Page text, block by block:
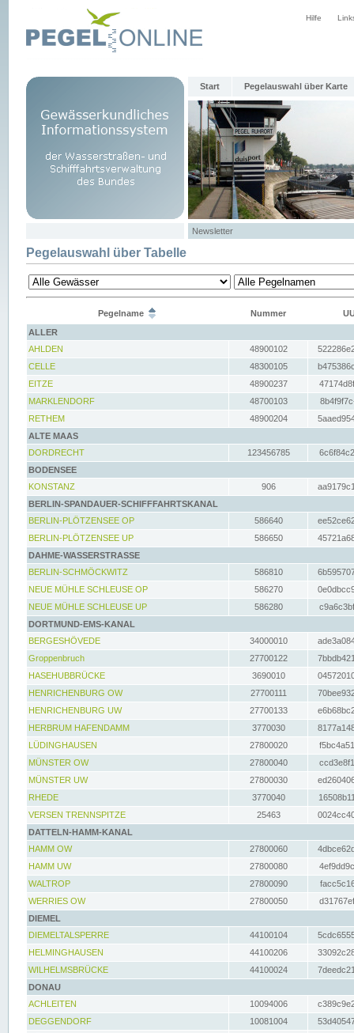
Hilfe
Start Pegelauswahl über Karte
Newsletter
Pegelauswahl über Tabelle
Pegelname Nummer
ALLER
AHLDEN
48900102
CELLE
48300105
EITZE
48900237
MARKLENDORF
48700103
RETHEM
48900204
ALTE MAAS
DORDRECHT
123456785
BODENSEE
KONSTANZ
906
BERLIN-SPANDAUER-SCHIFFFAHRTSKANAL
BERLIN-PLÖTZENSEE OP
586640
BERLIN-PLÖTZENSEE UP
586650
DAHME-WASSERSTRASSE
BERLIN-SCHMÖCKWITZ
586810
NEUE MÜHLE SCHLEUSE OP
586270
NEUE MÜHLE SCHLEUSE UP
586280
DORTMUND-EMS-KANAL
BERGESHÖVEDE
34000010
Groppenbruch
27700122
HASEHUBBRÜCKE
3690010
HENRICHENBURG OW
27700111
HENRICHENBURG UW
27700133
HERBRUM HAFENDAMM
3770030
LÜDINGHAUSEN
27800020
MÜNSTER OW
27800040
MÜNSTER UW
27800030
RHEDE
3770040
VERSEN TRENNSPITZE
25463
DATTELN-HAMM-KANAL
HAMM OW
27800060
HAMM UW
27800080
WALTROP
27800090
WERRIES OW
27800050
DIEMEL
DIEMELTALSPERRE
44100104
HELMINGHAUSEN
44100206
WILHELMSBRÜCKE
44100024
DONAU
ACHLEITEN
10094006
DEGGENDORF
10081004